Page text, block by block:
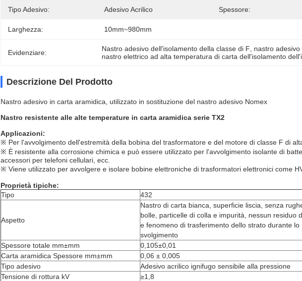
Tipo Adesivo: Adesivo Acrilico Spessore:
Larghezza: 10mm~980mm
Evidenziare: Nastro adesivo dell'isolamento della classe di F nastro adesivo
nastro elettrico ad alta temperatura di carta dell'isolamento
Descrizione Del Prodotto
Nastro adesivo in carta aramidica, utilizzato in sostituzione del nastro adesivo Nomex
Nastro resistente alle alte temperature in carta aramidica serie TX2
Applicazioni:
※ Per l'avvolgimento dell'estremità della bobina del trasformatore e del motore di classe F di
※ È resistente alla corrosione chimica e può essere utilizzato per l'avvolgimento isolante di
accessori per telefoni cellulari, ecc.
※ Viene utilizzato per avvolgere e isolare bobine elettroniche di trasformatori elettronici come
Proprietà tipiche:
Tipo
432
Aspetto
Nastro di carta bianca, superficie liscia, senza
bolle, particelle di colla e impurità, nessun residuo
e fenomeno di trasferimento dello strato durante lo
svolgimento
Spessore totale mm±mm
0,105±0,01
Carta aramidica Spessore mm±mm
0,06 ± 0,005
Tipo adesivo
Adesivo acrilico ignifugo sensibile alla pressione
Tensione di rottura kV
≥1,8